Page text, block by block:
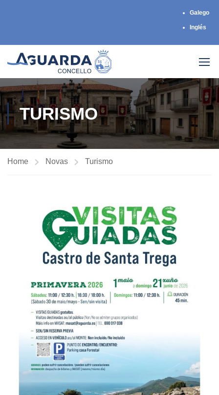
Galego
Inglés
TURISMO
Home Novas Turismo